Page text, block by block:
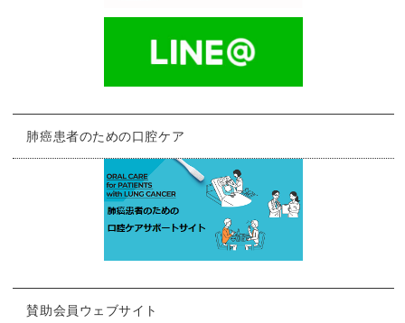
肺癌患者のための口腔ケア
賛助会員ウェブサイト